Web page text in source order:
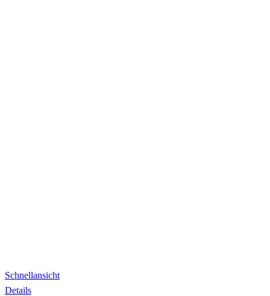
Schnellansicht
Details